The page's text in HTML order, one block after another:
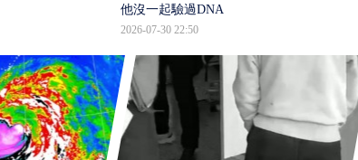
他沒一起驗過DNA
2026-07-30 22:50